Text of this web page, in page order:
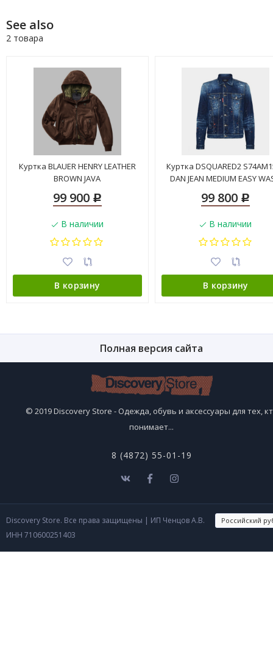
See also
2 товара
Куртка BLAUER HENRY LEATHER
BROWN JAVA
99 900 Р
В наличии
В корзину
Куртка DSQUARED2
DAN JEAN MEDIUM EASY
99 800 Р
В наличии
В корзину
Полная версия сайта
© 2019 Discovery Store - Одежда, обувь и аксессуары для тех,
понимает...
8 (4872) 55-01-19
Discovery Store. Все права защищены | ИП Ченцов А.В.
ИНН 710600251403